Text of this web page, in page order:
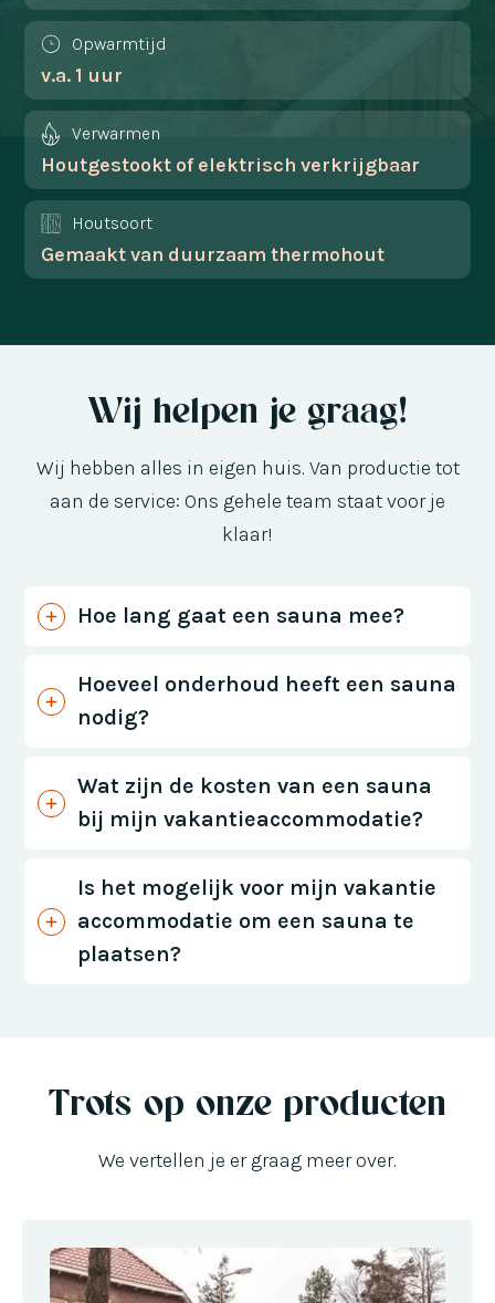
Opwarmtijd
v.a. 1 uur
Verwarmen
Houtgestookt of elektrisch verkrijgbaar
Houtsoort
Gemaakt van duurzaam thermohout
Wij helpen je graag!
Wij hebben alles in eigen huis. Van productie tot
aan de service: Ons gehele team staat voor je
klaar!
Hoe lang gaat een sauna mee?
Hoeveel onderhoud heeft een sauna
nodig?
Wat zijn de kosten van een sauna
bij mijn vakantieaccommodatie?
Is het mogelijk voor mijn vakantie
accommodatie om een sauna te
plaatsen?
Trots op onze producten
We vertellen je er graag meer over.